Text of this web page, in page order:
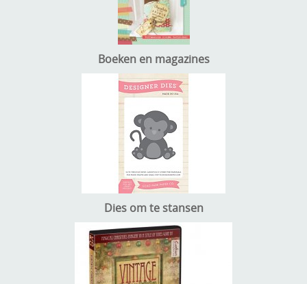
Boeken en magazines
Dies om te stansen